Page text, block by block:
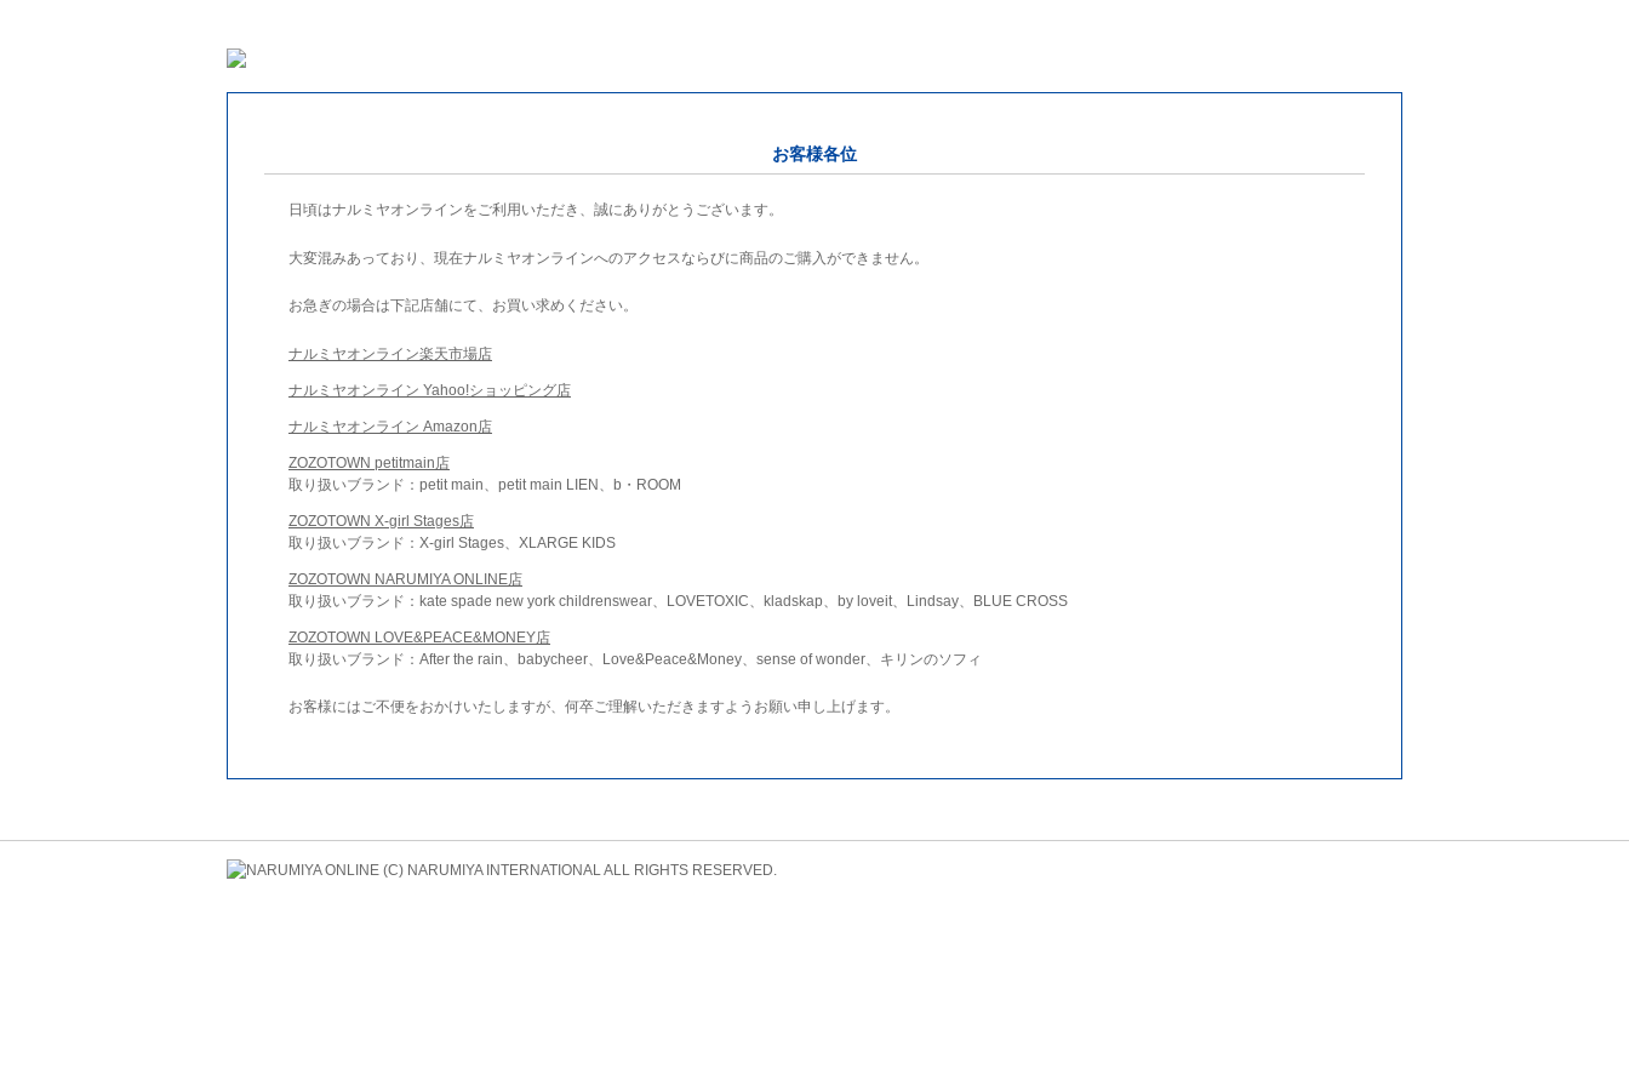
お客様各位
日頃はナルミヤオンラインをご利用いただき、誠にありがとうございます。
大変混みあっており、現在ナルミヤオンラインへのアクセスならびに商品のご購入ができません。
お急ぎの場合は下記店舗にて、お買い求めください。
ナルミヤオンライン楽天市場店
ナルミヤオンライン Yahoo!ショッピング店
ナルミヤオンライン Amazon店
ZOZOTOWN petitmain店
取り扱いブランド：petit main、petit main LIEN、b・ROOM
ZOZOTOWN X-girl Stages店
取り扱いブランド：X-girl Stages、XLARGE KIDS
ZOZOTOWN NARUMIYA ONLINE店
取り扱いブランド：kate spade new york childrenswear、LOVETOXIC、kladskap、by loveit、Lindsay、BLUE CROSS
ZOZOTOWN LOVE&PEACE&MONEY店
取り扱いブランド：After the rain、babycheer、Love&Peace&Money、sense of wonder、キリンのソフィ
お客様にはご不便をおかけいたしますが、何卒ご理解いただきますようお願い申し上げます。